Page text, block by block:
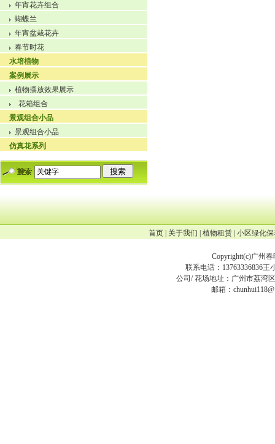
年宵花卉组合
蝴蝶兰
年宵盆栽花卉
春节时花
水培植物
案例展示
植物摆放效果展示
花箱组合
景观组合小品
景观组合小品
仿真花系列
首页 关于我们 植物租赁 小区绿化
Copyrightt(c)广州
联系电话：13763336836王
公司/ 花场地址：广州市荔湾
邮箱：